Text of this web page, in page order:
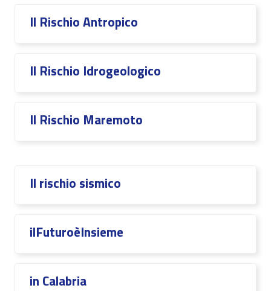
Il Rischio Antropico
Il Rischio Idrogeologico
Il Rischio Maremoto
Il rischio sismico
ilFuturoèInsieme
in Calabria